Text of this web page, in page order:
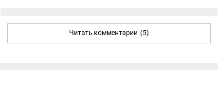
Читать комментарии (5)